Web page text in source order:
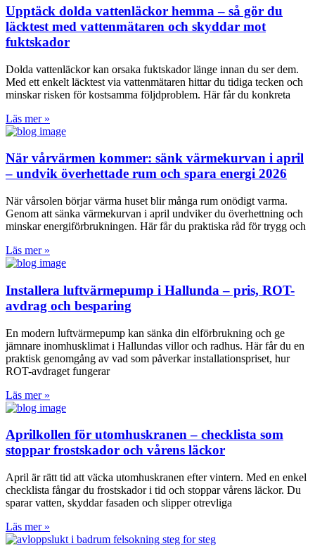
Upptäck dolda vattenläckor hemma – så gör du
läcktest med vattenmätaren och skyddar mot
fuktskador
Dolda vattenläckor kan orsaka fuktskador länge innan du ser dem.
Med ett enkelt läcktest via vattenmätaren hittar du tidiga tecken och
minskar risken för kostsamma följdproblem. Här får du konkreta
Läs mer »
När vårvärmen kommer: sänk värmekurvan i april
– undvik överhettade rum och spara energi 2026
När vårsolen börjar värma huset blir många rum onödigt varma.
Genom att sänka värmekurvan i april undviker du överhettning och
minskar energiförbrukningen. Här får du praktiska råd för trygg och
Läs mer »
Installera luftvärmepump i Hallunda – pris, ROT-
avdrag och besparing
En modern luftvärmepump kan sänka din elförbrukning och ge
jämnare inomhusklimat i Hallundas villor och radhus. Här får du en
praktisk genomgång av vad som påverkar installationspriset, hur
ROT-avdraget fungerar
Läs mer »
Aprilkollen för utomhuskranen – checklista som
stoppar frostskador och vårens läckor
April är rätt tid att väcka utomhuskranen efter vintern. Med en enkel
checklista fångar du frostskador i tid och stoppar vårens läckor. Du
sparar vatten, skyddar fasaden och slipper otrevliga
Läs mer »